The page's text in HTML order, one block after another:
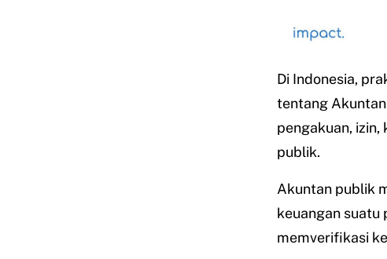
Di Indonesia,
tentang
pengakuan,
publik.
Akuntan publik
keuangan suatu
memverifikasi